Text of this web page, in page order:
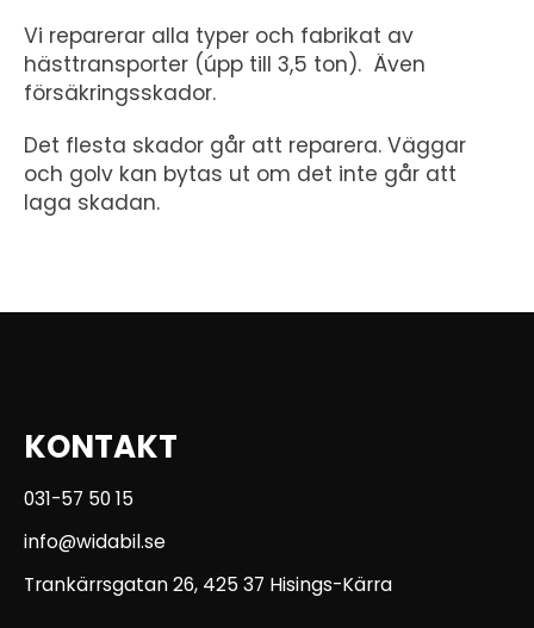
Vi reparerar alla typer och fabrikat av
hästtransporter (úpp till 3,5 ton). Även
försäkringsskador.
Det flesta skador går att reparera. Väggar
och golv kan bytas ut om det inte går att
laga skadan.
KONTAKT
031-57 50 15
info@widabil.se
Trankärrsgatan 26, 425 37 Hisings-Kärra